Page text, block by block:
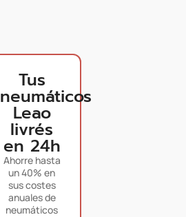
Tus
neumáticos
Leao
livrés
en 24h
Ahorre hasta
un 40% en
sus costes
anuales de
neumáticos